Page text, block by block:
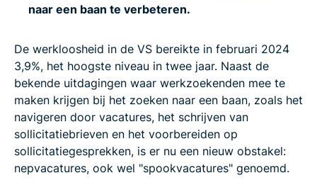
naar een baan te verbeteren.
De werkloosheid in de VS bereikte in februari 2024
3,9%, het hoogste niveau in twee jaar. Naast de
bekende uitdagingen waar werkzoekenden mee te
maken krijgen bij het zoeken naar een baan, zoals het
navigeren door vacatures, het schrijven van
sollicitatiebrieven en het voorbereiden op
sollicitatiegesprekken, is er nu een nieuw obstakel:
nepvacatures, ook wel "spookvacatures" genoemd.